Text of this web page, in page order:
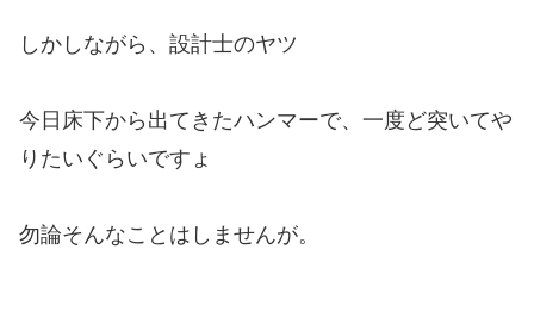
しかしながら、設計士のヤツ
今日床下から出てきたハンマーで、一度ど突いてや
りたいぐらいですょ
勿論そんなことはしませんが。